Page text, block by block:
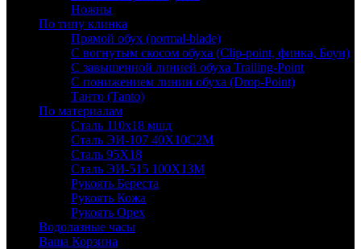
Ножны
По типу клинка
Прямой обух (normal-blade)
С вогнутым скосом обуха (Clip-point, финка, Боуи)
С завышенной линией обуха Trailing-Point
С понижением линии обуха (Drop-Point)
Танто (Tanto)
По материалам
Сталь 110х18 мшд
Сталь ЭИ-107 40Х10С2М
Сталь 95Х18
Сталь ЭИ-515 100Х13М
Рукоять Береста
Рукоять Кожа
Рукоять Орех
Водолазные часы
Ваша Корзина